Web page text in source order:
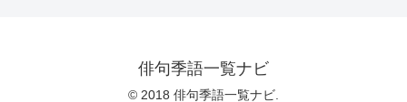
俳句季語一覧ナビ
© 2018 俳句季語一覧ナビ.